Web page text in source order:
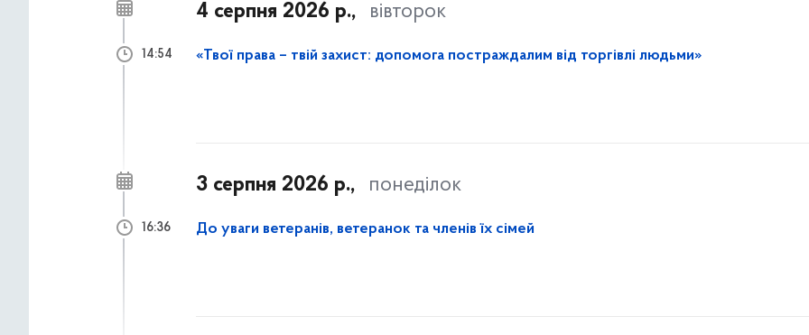
4 серпня 2026 р., вівторок
«Твої права – твій захист: допомога постраждалим від торгівлі людьми»
14:54
3 серпня 2026 р., понеділок
До уваги ветеранів, ветеранок та членів їх сімей
16:36